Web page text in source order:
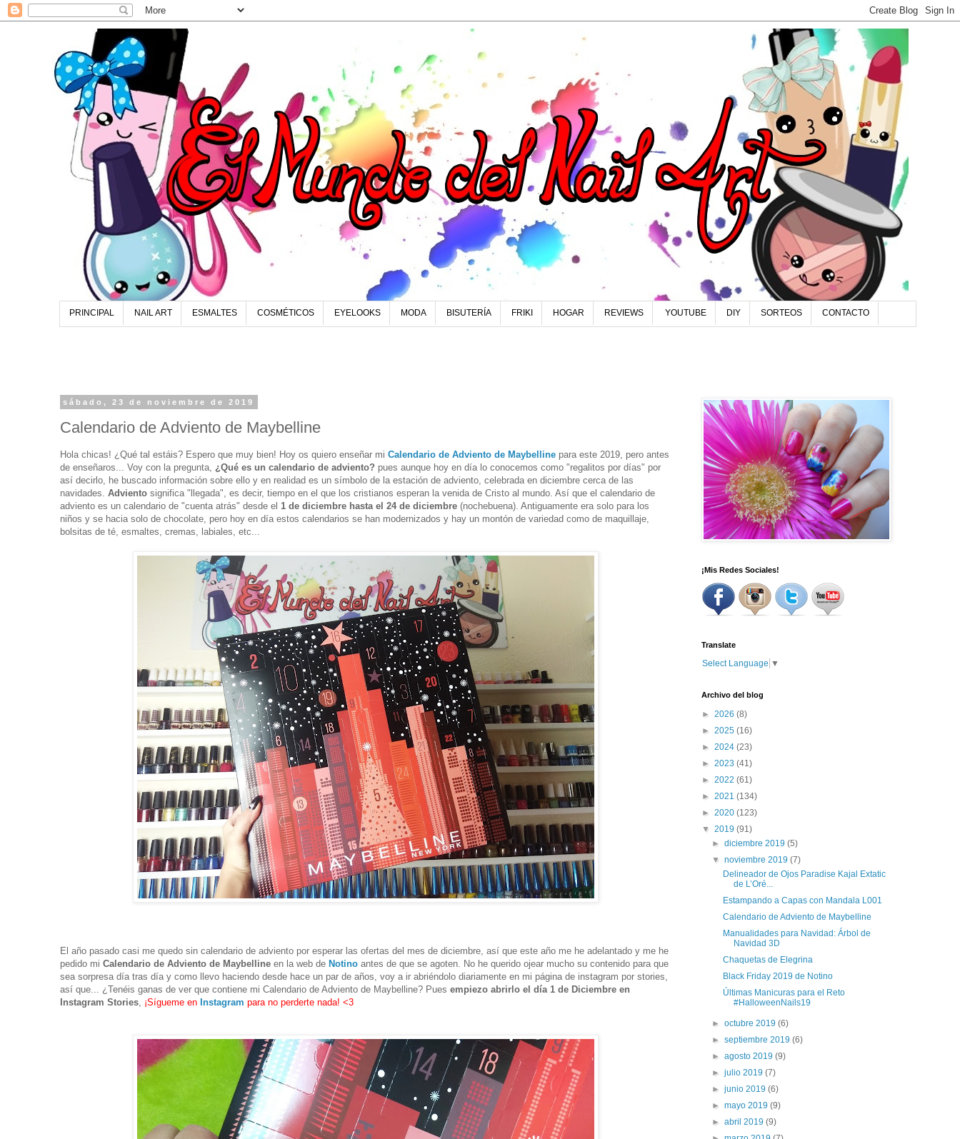
PRINCIPAL NAIL ART ESMALTES COSMÉTICOS EYELOOKS MODA BISUTERÍA FRIKI HOGAR REVIEWS YOUTUBE DIY SORTEOS CONTACTO
sábado, 23 de noviembre de 2019
Calendario de Adviento de Maybelline
Hola chicas! ¿Qué tal estáis? Espero que muy bien! Hoy os quiero enseñar mi Calendario de Adviento de Maybelline para este 2019, pero antes
de enseñaros... Voy con la pregunta, ¿Qué es un calendario de adviento? pues aunque hoy en día lo conocemos como "regalitos por días" por
así decirlo, he buscado información sobre ello y en realidad es un símbolo de la estación de adviento, celebrada en diciembre cerca de las
navidades. Adviento significa "llegada", es decir, tiempo en el que los cristianos esperan la venida de Cristo al mundo. Así que el calendario de
adviento es un calendario de "cuenta atrás" desde el 1 de diciembre hasta el 24 de diciembre (nochebuena). Antiguamente era solo para los
niños y se hacia solo de chocolate, pero hoy en día estos calendarios se han modernizados y hay un montón de variedad como de maquillaje,
bolsitas de té, esmaltes, cremas, labiales, etc...
El año pasado casi me quedo sin calendario de adviento por esperar las ofertas del mes de diciembre, así que este año me he adelantado y me he
pedido mi Calendario de Adviento de Maybelline en la web de Notino antes de que se agoten. No he querido ojear mucho su contenido para que
sea sorpresa día tras día y como llevo haciendo desde hace un par de años, voy a ir abriéndolo diariamente en mi página de instagram por stories,
así que... ¿Tenéis ganas de ver que contiene mi Calendario de Adviento de Maybelline? Pues empiezo abrirlo el día 1 de Diciembre en
Instagram Stories ¡Sígueme en Instagram para no perderte nada! <3
¡Mis Redes Sociales!
Translate
Select Language ▼
Archivo del blog
► 2026 (8)
► 2025 (16)
► 2024 (23)
► 2023 (41)
► 2022 (61)
► 2021 (134)
► 2020 (123)
▼ 2019 (91)
►diciembre 2019(5)
▼noviembre 2019(7)
Delineador de Ojos Paradise Kajal Extatic
de L’Oré...
Estampando a Capas con Mandala L001
Calendario de Adviento de Maybelline
Manualidades para Navidad: Árbol de
Navidad 3D
Chaquetas de Elegrina
Black Friday 2019 de Notino
Últimas Manicuras para el Reto
#HalloweenNails19
►octubre 2019(6)
►septiembre 2019(6)
►agosto 2019(9)
►julio 2019(7)
►junio 2019(6)
►mayo 2019(9)
►abril 2019(9)